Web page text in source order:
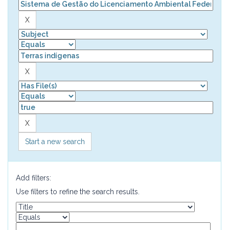
Start a new search
Add filters:
Use filters to refine the search results.